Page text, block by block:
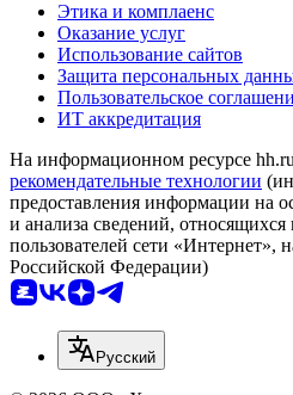
Этика и комплаенс
Оказание услуг
Использование сайтов
Защита персональных
Пользовательское
ИТ аккредитация
На информационном ресурсе hh.ru
рекомендательные технологии
предоставления информации на
и анализа сведений,
пользователей сети «Интернет»,
Российской Федерации)
Русский